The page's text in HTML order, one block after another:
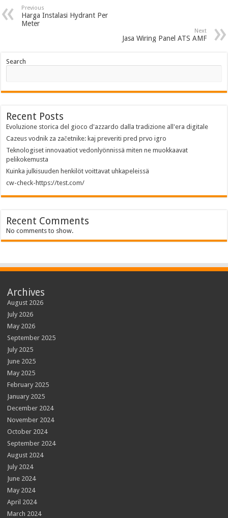
Previous
Harga Instalasi Hydrant Per
Meter
Next
Jasa Wiring Panel ATS AMF
Search
Recent Posts
Evoluzione storica del gioco d'azzardo dalla tradizione all'era digitale
Cazeus vodnik za začetnike: kaj preveriti pred prvo igro
Teknologiset innovaatiot vedonlyönnissä miten ne muokkaavat
pelikokemusta
Kuinka julkisuuden henkilöt voittavat uhkapeleissä
cw-check-https://test.com/
Recent Comments
No comments to show.
Archives
August 2026
July 2026
May 2026
September 2025
July 2025
June 2025
May 2025
February 2025
January 2025
December 2024
November 2024
October 2024
September 2024
August 2024
July 2024
June 2024
May 2024
April 2024
March 2024